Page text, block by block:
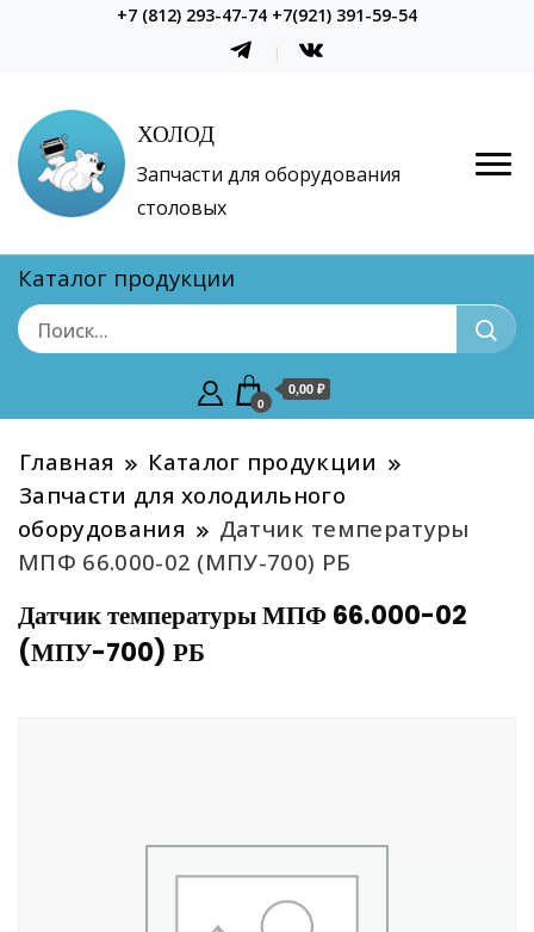
+7 (812) 293-47-74 +7(921) 391-59-54
ХОЛОД
Запчасти для оборудования
столовых
Каталог продукции
0
0,00 ₽
Главная
Каталог продукции
Запчасти для холодильного
оборудования
Датчик температуры
МПФ 66.000-02 (МПУ-700) РБ
Датчик температуры МПФ 66.000-02
(МПУ-700) РБ